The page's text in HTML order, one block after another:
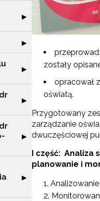
Rozwiń sekcję
▶
Rozwiń sekcję
▶
Rozwiń sekcję
▶
Rozwiń sekcję "Szkolenia
▶
Rozwiń sekcję "Szkolenia
▶
Rozwiń sekcję "Tworzenie
▶
zostały
opracował
oświatą.
Przygotowany
zarządzanie
dwuczęściowej
I część: Analiza
planowanie i